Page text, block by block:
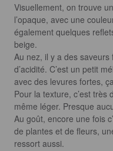
Visuellement, on trouve
l’opaque, avec une
également quelques
beige.
Au nez, il y a des saveurs
d’acidité. C’est un petit
avec des levures fortes,
Pour la texture, c’est
même léger. Presque
Au goût, encore une fois
de plantes et de fleurs,
ressort aussi.